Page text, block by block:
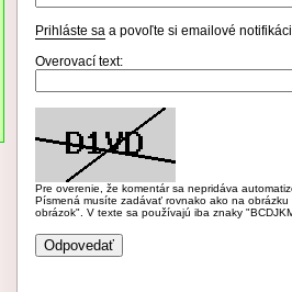
Prihláste sa a povoľte si emailové
Overovací text:
Pre overenie, že komentár sa nepridáva
Písmená musíte zadávať rovnako ako na
obrázok". V texte sa používajú iba znaky